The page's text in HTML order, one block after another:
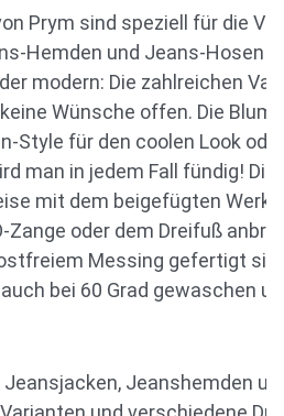
Prym sind speziell für die
Hemden und Jeans-Hosen
modern: Die zahlreichen
Wünsche offen. Die
Style für den coolen Look
man in jedem Fall fündig!
mit dem beigefügten
Zange oder dem Dreifuß
Messing gefertigt
bei 60 Grad gewaschen
Jeansjacken, Jeanshemden